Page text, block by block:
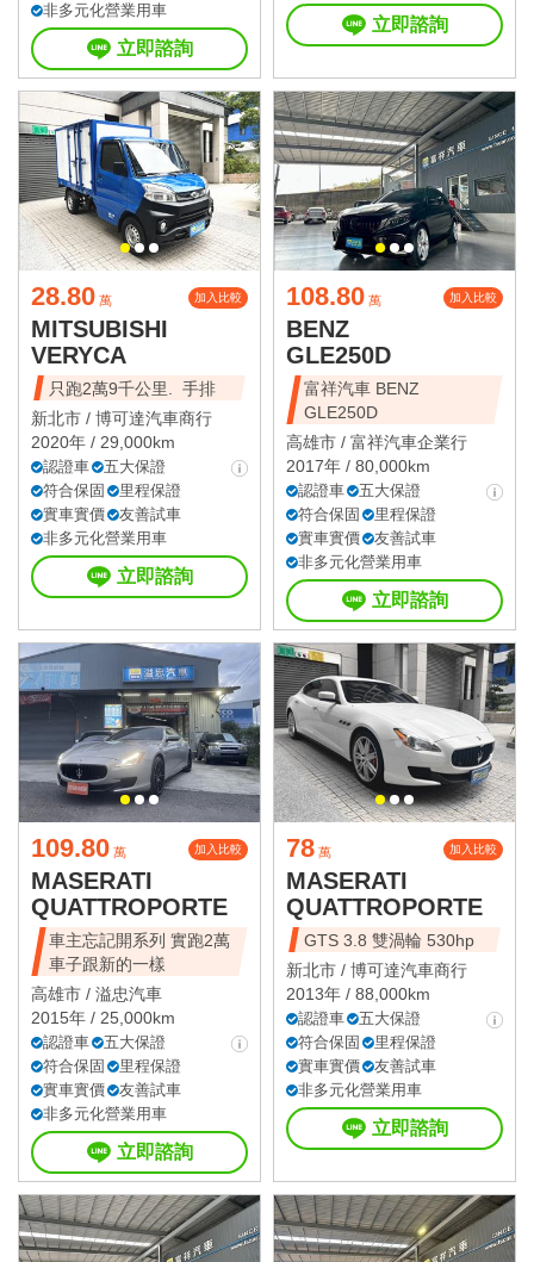
非多元化營業用車
立即諮詢
立即諮詢
28.80 萬 加入比較
MITSUBISHI
VERYCA
只跑2萬9千公里. 手排
新北市 / 博可達汽車商行
2020年 / 29,000km
認證車
五大保證
符合保固
里程保證
實車實價
友善試車
非多元化營業用車
立即諮詢
108.80 萬 加入比較
BENZ
GLE250D
富祥汽車 BENZ
GLE250D
高雄市 / 富祥汽車企業行
2017年 / 80,000km
認證車
五大保證
符合保固
里程保證
實車實價
友善試車
非多元化營業用車
立即諮詢
109.80 萬 加入比較
MASERATI
QUATTROPORTE
車主忘記開系列 實跑2萬
車子跟新的一樣
高雄市 / 溢忠汽車
2015年 / 25,000km
認證車
五大保證
符合保固
里程保證
實車實價
友善試車
非多元化營業用車
立即諮詢
78 萬 加入比較
MASERATI
QUATTROPORTE
GTS 3.8 雙渦輪 530hp
新北市 / 博可達汽車商行
2013年 / 88,000km
認證車
五大保證
符合保固
里程保證
實車實價
友善試車
非多元化營業用車
立即諮詢